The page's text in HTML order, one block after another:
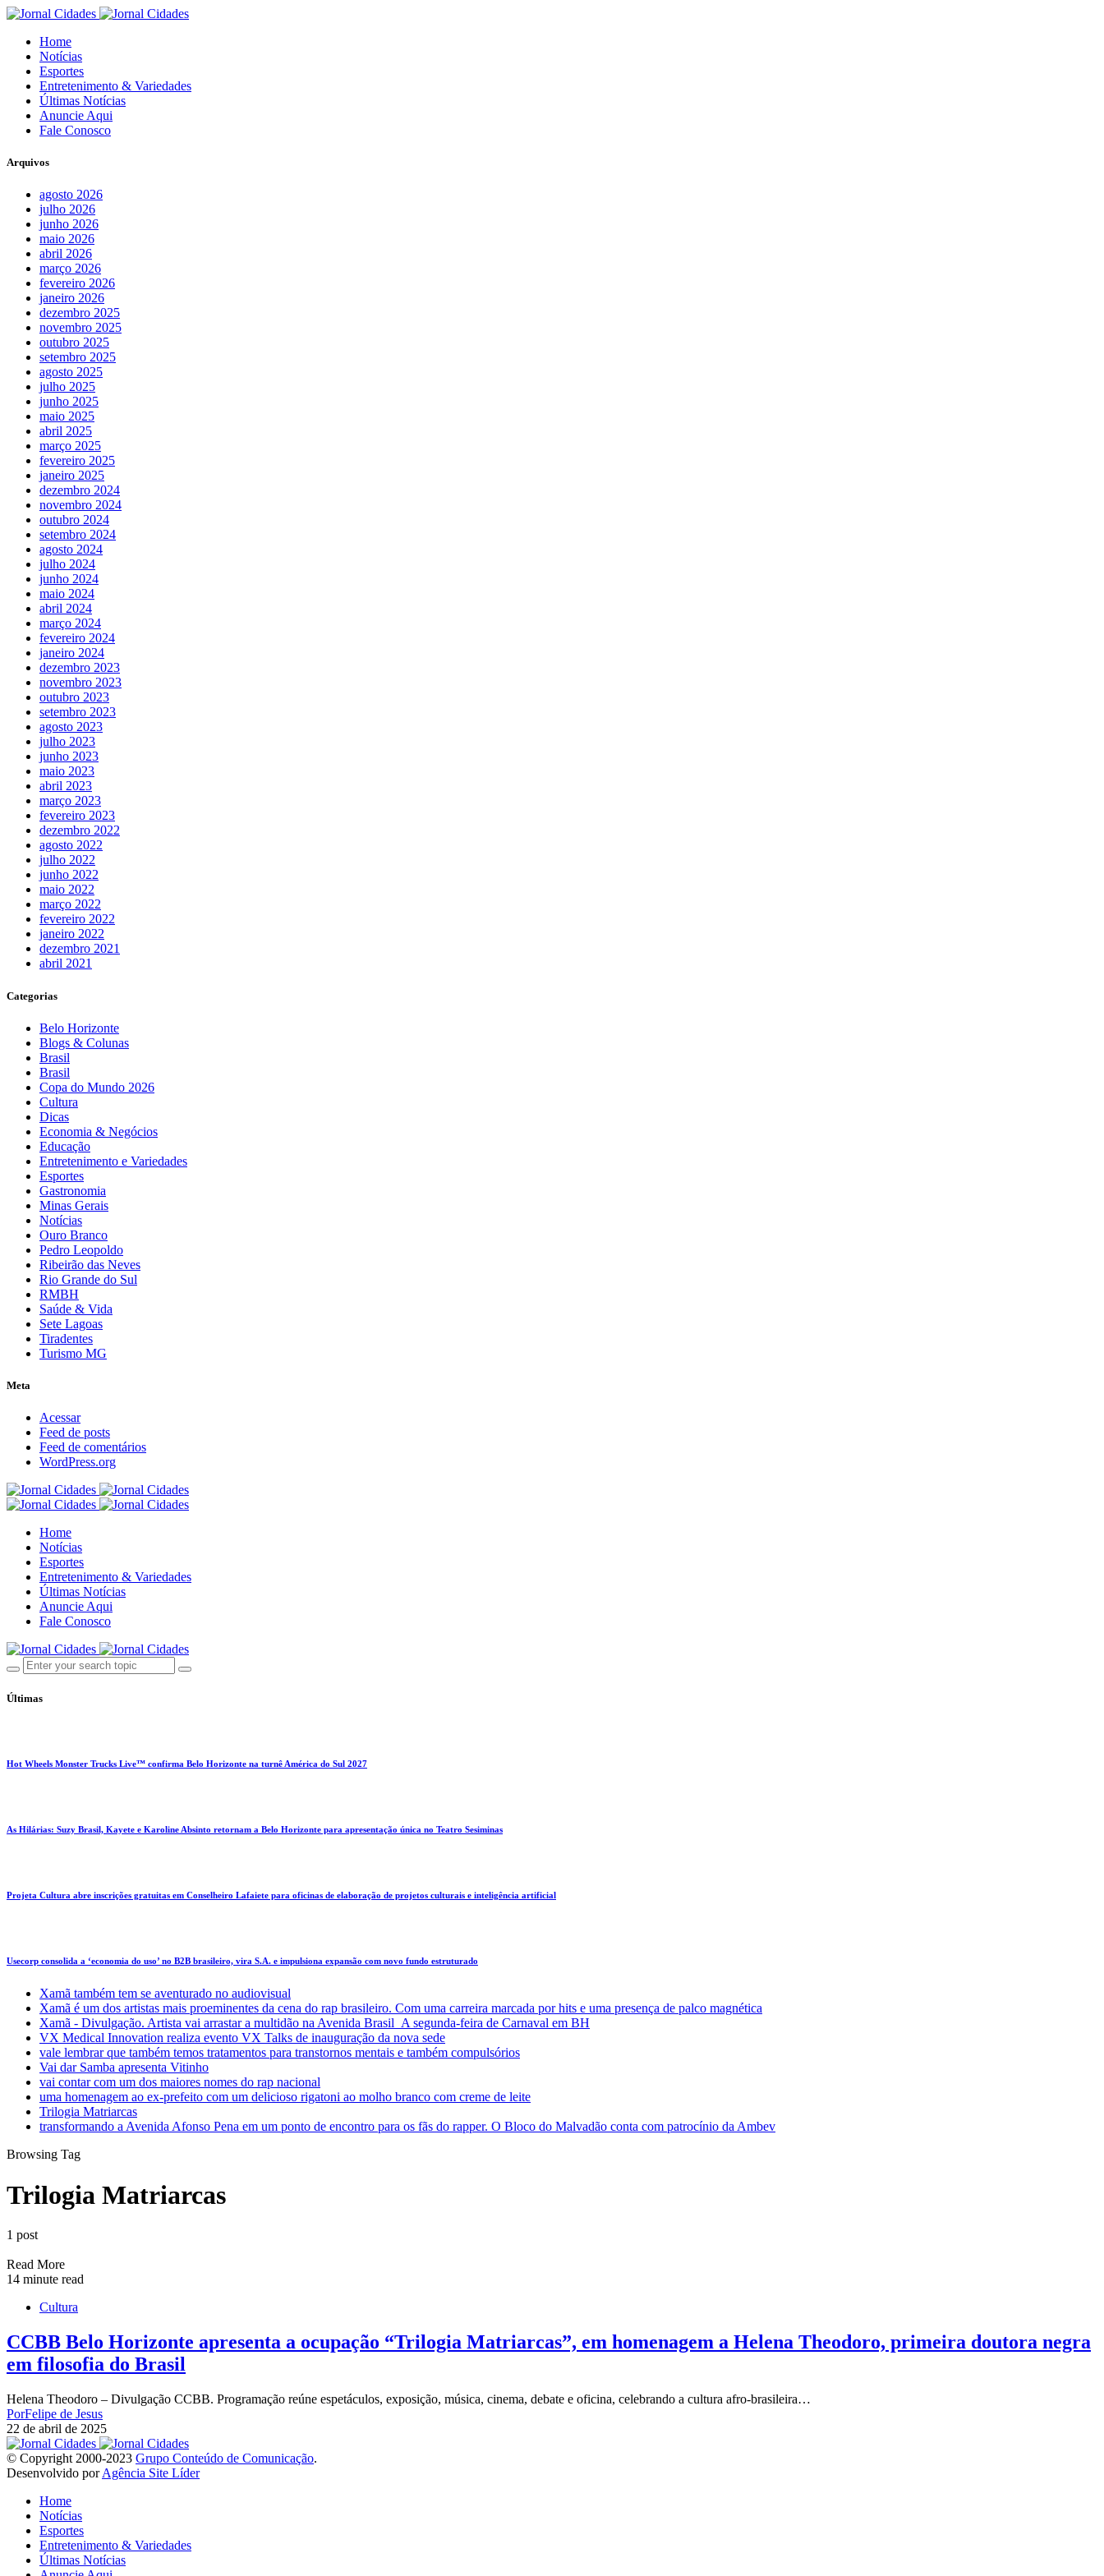
Home
Notícias
Esportes
Entretenimento & Variedades
Últimas Notícias
Anuncie Aqui
Fale Conosco
Arquivos
agosto 2026
julho 2026
junho 2026
maio 2026
abril 2026
março 2026
fevereiro 2026
janeiro 2026
dezembro 2025
novembro 2025
outubro 2025
setembro 2025
agosto 2025
julho 2025
junho 2025
maio 2025
abril 2025
março 2025
fevereiro 2025
janeiro 2025
dezembro 2024
novembro 2024
outubro 2024
setembro 2024
agosto 2024
julho 2024
junho 2024
maio 2024
abril 2024
março 2024
fevereiro 2024
janeiro 2024
dezembro 2023
novembro 2023
outubro 2023
setembro 2023
agosto 2023
julho 2023
junho 2023
maio 2023
abril 2023
março 2023
fevereiro 2023
dezembro 2022
agosto 2022
julho 2022
junho 2022
maio 2022
março 2022
fevereiro 2022
janeiro 2022
dezembro 2021
abril 2021
Categorias
Belo Horizonte
Blogs & Colunas
Brasil
Brasil
Copa do Mundo 2026
Cultura
Dicas
Economia & Negócios
Educação
Entretenimento e Variedades
Esportes
Gastronomia
Minas Gerais
Notícias
Ouro Branco
Pedro Leopoldo
Ribeirão das Neves
Rio Grande do Sul
RMBH
Saúde & Vida
Sete Lagoas
Tiradentes
Turismo MG
Meta
Acessar
Feed de posts
Feed de comentários
WordPress.org
Home
Notícias
Esportes
Entretenimento & Variedades
Últimas Notícias
Anuncie Aqui
Fale Conosco
Últimas
Hot Wheels Monster Trucks Live™ confirma Belo Horizonte na turnê América do Sul 2027
As Hilárias: Suzy Brasil, Kayete e Karoline Absinto retornam a Belo Horizonte para apresentação única no Teatro Sesiminas
Projeta Cultura abre inscrições gratuitas em Conselheiro Lafaiete para oficinas de elaboração de projetos culturais e inteligência artificial
Usecorp consolida a ‘economia do uso’ no B2B brasileiro, vira S.A. e impulsiona expansão com novo fundo estruturado
Xamã também tem se aventurado no audiovisual
Xamã é um dos artistas mais proeminentes da cena do rap brasileiro. Com uma carreira marcada por hits e uma presença de palco magnética
Xamã - Divulgação. Artista vai arrastar a multidão na Avenida Brasil A segunda-feira de Carnaval em BH
VX Medical Innovation realiza evento VX Talks de inauguração da nova sede
vale lembrar que também temos tratamentos para transtornos mentais e também compulsórios
Vai dar Samba apresenta Vitinho
vai contar com um dos maiores nomes do rap nacional
uma homenagem ao ex-prefeito com um delicioso rigatoni ao molho branco com creme de leite
Trilogia Matriarcas
transformando a Avenida Afonso Pena em um ponto de encontro para os fãs do rapper. O Bloco do Malvadão conta com patrocínio da Ambev
Browsing Tag
Trilogia Matriarcas
1 post
Read More
14 minute read
Cultura
CCBB Belo Horizonte apresenta a ocupação “Trilogia Matriarcas”, em homenagem a Helena Theodoro, primeira doutora negra
em filosofia do Brasil
Helena Theodoro – Divulgação CCBB. Programação reúne espetáculos, exposição, música, cinema, debate e oficina, celebrando a cultura afro-brasileira…
PorFelipe de Jesus
22 de abril de 2025
© Copyright 2000-2023 Grupo Conteúdo de Comunicação.
Desenvolvido porAgência Site Líder
Home
Notícias
Esportes
Entretenimento & Variedades
Últimas Notícias